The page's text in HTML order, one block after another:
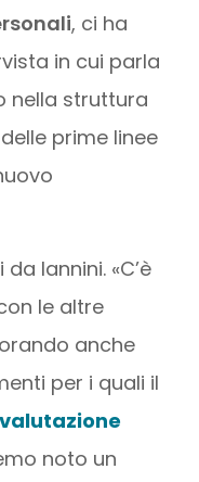
, ci ha
in cui parla
nella struttura
prime linee
Iannini. «C’è
le altre
anche
per i quali il
noto un